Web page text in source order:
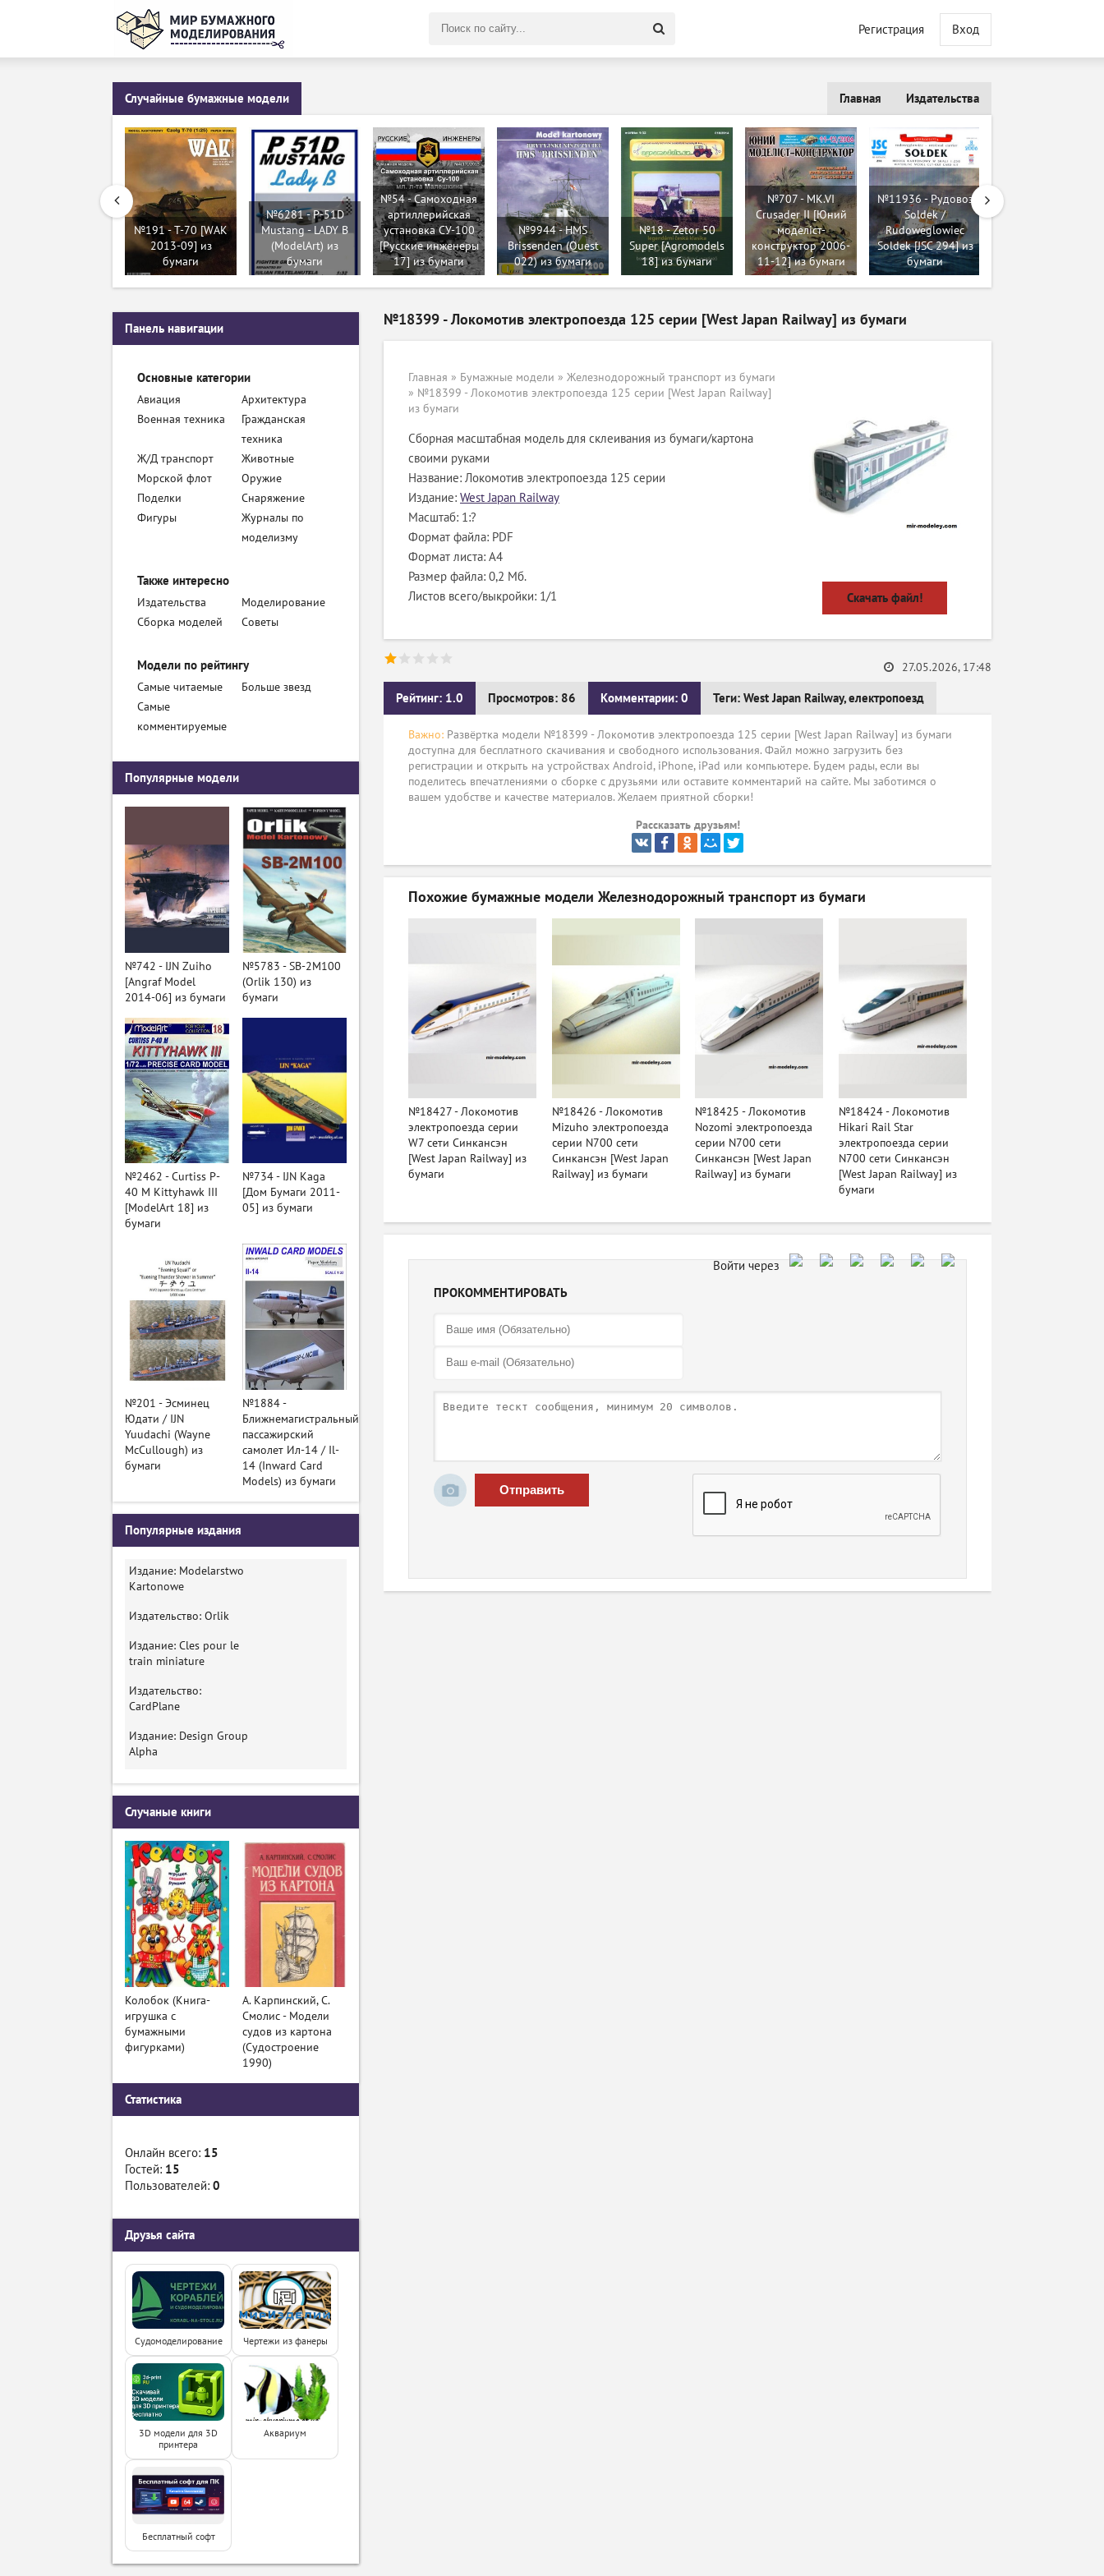
Регистрация Вход
Случайные бумажные модели Издательства
Главная
№191 - T-70 [WAK
2013-09] из
бумаги
№6281 - P-51D
Mustang - LADY B
(ModelArt) из
бумаги
№54 - Самоходная
артиллерийская
установка СУ-100
[Русские инженеры
17] из бумаги
№9944 - HMS
Brissenden (Quest
022) из бумаги
№18 - Zetor 50
Super [Agromodels
18] из бумаги
№707 - MK.VI
Crusader II [Юний
моделіст-
конструктор 2006-
11-12] из бумаги
№11936 - Рудовоз
Soldek /
Rudoweglowiec
Soldek [JSC 294] из
бумаги
№18399 - Локомотив электропоезда 125 серии [West Japan Railway] из бумаги
Главная » Бумажные модели » Железнодорожный транспорт из бумаги
» №18399 - Локомотив электропоезда 125 серии [West Japan Railway]
из бумаги
Сборная масштабная модель для склеивания из бумаги/картона
своими руками
Название: Локомотив электропоезда 125 серии
Издание: West Japan Railway
Масштаб: 1:?
Формат файла: PDF
Формат листа: А4
Размер файла: 0,2 Мб.
Листов всего/выкройки: 1/1
Скачать файл!
Рейтинг: 1.0 Просмотров: 86 Комментарии: 0 Теги: West Japan Railway,електропоезд
27.05.2026, 17:48
Важно: Развёртка модели №18399 - Локомотив электропоезда 125 серии [West Japan Railway] из бумаги
доступна для бесплатного скачивания и свободного использования. Файл можно загрузить без
регистрации и открыть на устройствах Android, iPhone, iPad или компьютере. Будем рады, если вы
поделитесь впечатлениями о сборке с друзьями или оставите комментарий на сайте. Мы заботимся о
вашем удобстве и качестве материалов. Желаем приятной сборки!
Рассказать друзьям!
Похожие бумажные модели Железнодорожный транспорт из бумаги
№18427 - Локомотив
электропоезда серии
W7 сети Синкансэн
[West Japan Railway] из
бумаги
№18426 - Локомотив
Mizuho электропоезда
серии N700 сети
Синкансэн [West Japan
Railway] из бумаги
№18425 - Локомотив
Nozomi электропоезда
серии N700 сети
Синкансэн [West Japan
Railway] из бумаги
№18424 - Локомотив
Hikari Rail Star
электропоезда серии
N700 сети Синкансэн
[West Japan Railway] из
бумаги
ПРОКОММЕНТИРОВАТЬ
Отправить
Панель навигации
Основные категории
Авиация
Архитектура
Военная техника
Гражданская
техника
Ж/Д транспорт
Животные
Морской флот
Оружие
Поделки
Снаряжение
Фигуры
Журналы по
моделизму
Также интересно
Издательства
Моделирование
Сборка моделей
Советы
Модели по рейтингу
Самые читаемые
Больше звезд
Самые
комментируемые
Популярные модели
№742 - IJN Zuiho
[Angraf Model
2014-06] из бумаги
№5783 - SB-2M100
(Orlik 130) из
бумаги
№2462 - Curtiss P-
40 M Kittyhawk III
[ModelArt 18] из
бумаги
№734 - IJN Kaga
[Дом Бумаги 2011-
05] из бумаги
№201 - Эсминец
Юдати / IJN
Yuudachi (Wayne
McCullough) из
бумаги
№1884 -
Ближнемагистральный
пассажирский
самолет Ил-14 / Il-
14 (Inward Card
Models) из бумаги
Популярные издания
Издание: Modelarstwo
Kartonowe
Издательство: Orlik
Издание: Cles pour le
train miniature
Издательство:
CardPlane
Издание: Design Group
Alpha
Случаные книги
Колобок (Книга-
игрушка с
бумажными
фигурками)
А. Карпинский, С.
Смолис - Модели
судов из картона
(Судостроение
1990)
Статистика
Онлайн всего: 15
Гостей: 15
Пользователей: 0
Друзья сайта
Судомоделирование Чертежи из фанеры
3D модели для 3D
принтера
Аквариум
Бесплатный софт